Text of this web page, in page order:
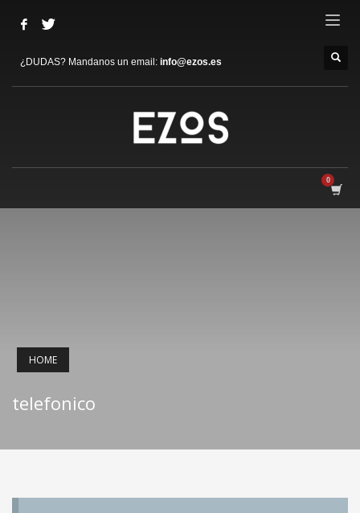
¿DUDAS? Mandanos un email: info@ezos.es
HOME
telefonico